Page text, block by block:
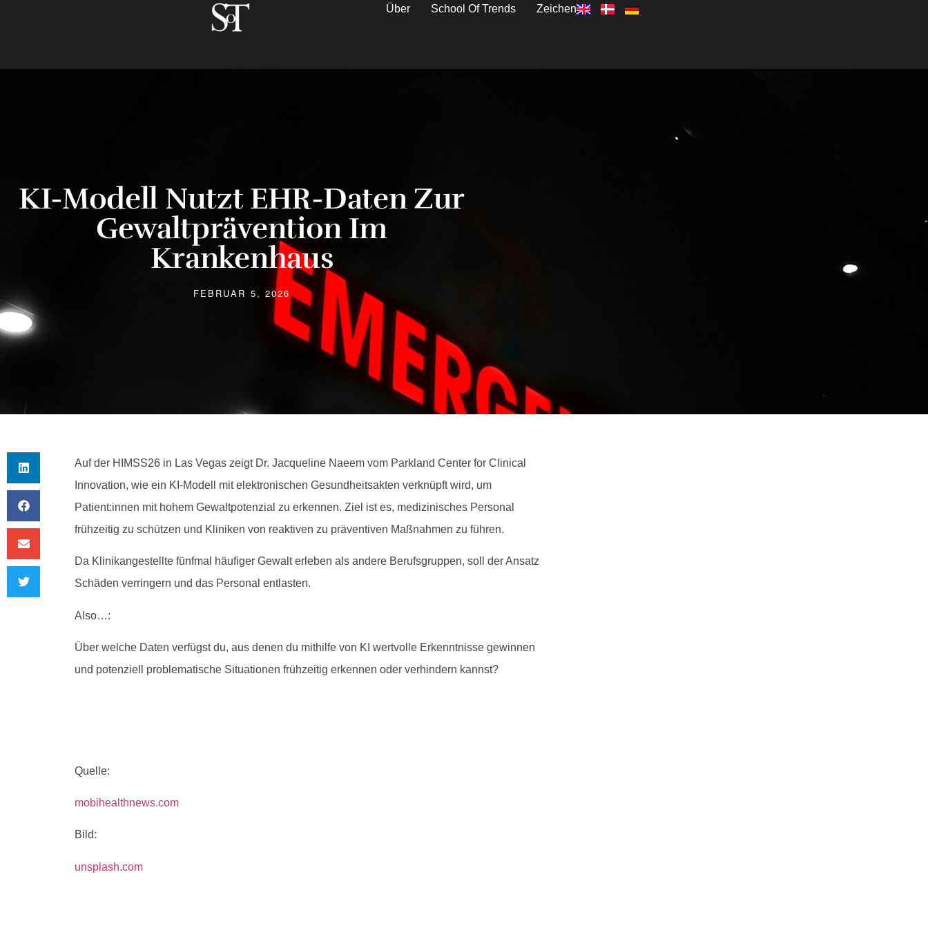
Über School Of Trends Zeichen
KI-Modell Nutzt EHR-Daten Zur
Gewaltprävention Im
Krankenhaus
FEBRUAR 5, 2026
Auf der HIMSS26 in Las Vegas zeigt Dr. Jacqueline Naeem vom Parkland Center for Clinical
Innovation, wie ein KI-Modell mit elektronischen Gesundheitsakten verknüpft wird, um
Patient:innen mit hohem Gewaltpotenzial zu erkennen. Ziel ist es, medizinisches Personal
frühzeitig zu schützen und Kliniken von reaktiven zu präventiven Maßnahmen zu führen.
Da Klinikangestellte fünfmal häufiger Gewalt erleben als andere Berufsgruppen, soll der Ansatz
Schäden verringern und das Personal entlasten.
Also…:
Über welche Daten verfügst du, aus denen du mithilfe von KI wertvolle Erkenntnisse gewinnen
und potenziell problematische Situationen frühzeitig erkennen oder verhindern kannst?
Quelle:
mobihealthnews.com
Bild:
unsplash.com